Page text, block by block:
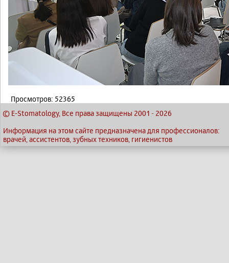
Просмотров: 52365
© E-Stomatology, Все права защищены 2001 - 2026
Информация на этом сайте предназначена для профессионалов:
врачей, ассистентов, зубных техников, гигиенистов